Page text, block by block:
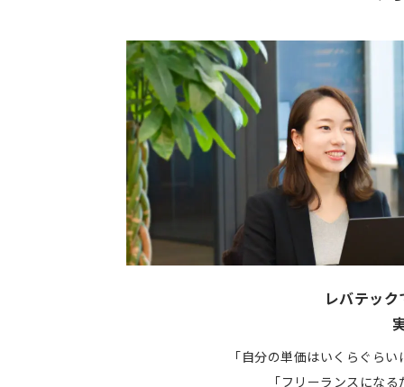
レバテッ
「自分の単価はいくらぐら
「フリーランスにな